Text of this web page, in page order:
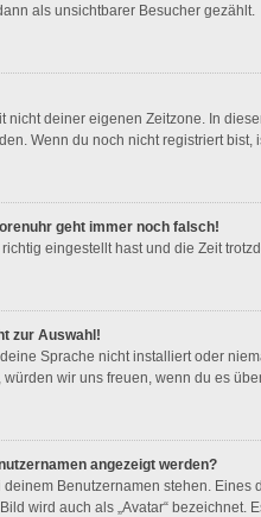
als unsichtbarer Besucher gezählt.
deiner eigenen Zeitzone. In
Wenn du noch nicht registriert bist,
geht immer noch falsch!
eingestellt hast und die Zeit
zur Auswahl!
Sprache nicht installiert oder
wir uns freuen, wenn du es
angezeigt werden?
Benutzernamen stehen.
wird auch als „Avatar“